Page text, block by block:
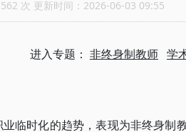
次 更新时间：2026-06-03 09:55
进入专题： 非终身制教师 学
临时化的趋势，表现为非终身制